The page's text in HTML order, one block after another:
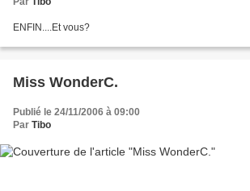
ENFIN....Et vous?
Miss WonderC.
Publié le 24/11/2006 à 09:00
Par Tibo